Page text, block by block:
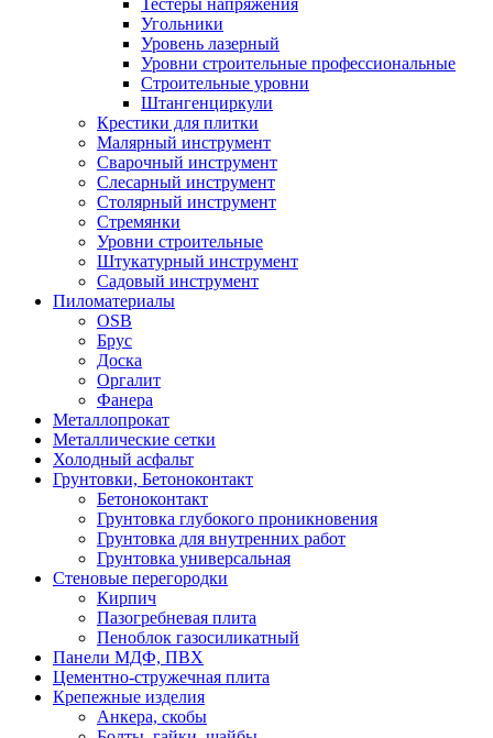
Тестеры напряжения
Угольники
Уровень лазерный
Уровни строительные профессиональные
Строительные уровни
Штангенциркули
Крестики для плитки
Малярный инструмент
Сварочный инструмент
Слесарный инструмент
Столярный инструмент
Стремянки
Уровни строительные
Штукатурный инструмент
Садовый инструмент
Пиломатериалы
OSB
Брус
Доска
Оргалит
Фанера
Металлопрокат
Металлические сетки
Холодный асфальт
Грунтовки, Бетоноконтакт
Бетоноконтакт
Грунтовка глубокого проникновения
Грунтовка для внутренних работ
Грунтовка универсальная
Стеновые перегородки
Кирпич
Пазогребневая плита
Пеноблок газосиликатный
Панели МДФ, ПВХ
Цементно-стружечная плита
Крепежные изделия
Анкера, скобы